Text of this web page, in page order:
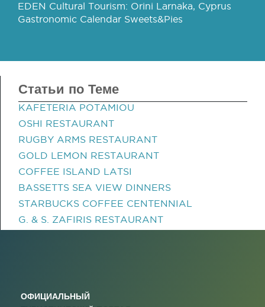
EDEN Cultural Tourism: Orini Larnaka, Cyprus
Gastronomic Calendar Sweets&Pies
Статьи по Теме
KAFETERIA POTAMIOU
OSHI RESTAURANT
RUGBY ARMS RESTAURANT
GOLD LEMON RESTAURANT
COFFEE ISLAND LATSI
BASSETTS SEA VIEW DINNERS
STARBUCKS COFFEE CENTENNIAL
G. & S. ZAFIRIS RESTAURANT
ОФИЦИАЛЬНЫЙ